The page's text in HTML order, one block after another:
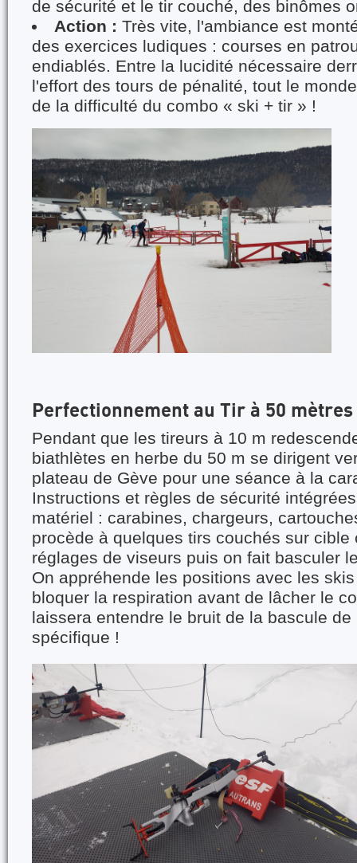
de sécurité et le tir couché, des binômes
Action : Très vite, l'ambiance est
des exercices ludiques : courses en
endiablés. Entre la lucidité nécessaire
l'effort des tours de pénalité, tout le
de la difficulté du combo « ski + tir » !
Perfectionnement au Tir à 50
Pendant que les tireurs à 10 m
biathlètes en herbe du 50 m se dirigent
plateau de Gève pour une séance à la
Instructions et règles de sécurité
matériel : carabines, chargeurs,
procède à quelques tirs couchés sur cible
réglages de viseurs puis on fait basculer
On appréhende les positions avec les
bloquer la respiration avant de lâcher le
laissera entendre le bruit de la bascule
spécifique !